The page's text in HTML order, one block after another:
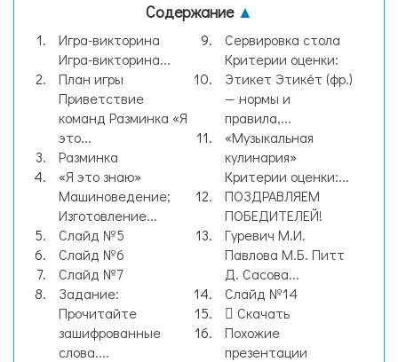
Содержание ▲
Игра-викторина
Игра-викторина...
План игры
Приветствие
команд Разминка «Я
это...
Разминка
«Я это знаю»
Машиноведение;
Изготовление...
Слайд №5
Слайд №6
Слайд №7
Задание:
Прочитайте
зашифрованные
слова....
Сервировка стола
Критерии оценки:
Этикет Этике́т (фр.)
— нормы и
правила,...
«Музыкальная
кулинария»
Критерии оценки:...
ПОЗДРАВЛЯЕМ
ПОБЕДИТЕЛЕЙ!
Гуревич М.И.
Павлова М.Б. Питт
Д. Сасова...
Слайд №14
Скачать
Похожие
презентации